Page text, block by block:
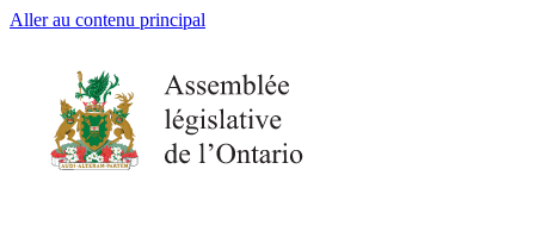
Aller au contenu principal